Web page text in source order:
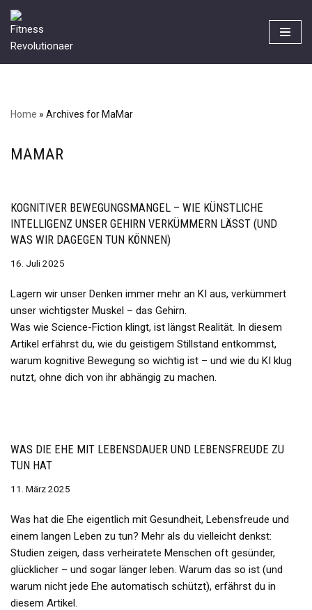
Home » Archives for MaMar
MAMAR
KOGNITIVER BEWEGUNGSMANGEL – WIE KÜNSTLICHE
INTELLIGENZ UNSER GEHIRN VERKÜMMERN LÄSST (UND
WAS WIR DAGEGEN TUN KÖNNEN)
16. Juli 2025
Lagern wir unser Denken immer mehr an KI aus, verkümmert
unser wichtigster Muskel – das Gehirn.
Was wie Science-Fiction klingt, ist längst Realität. In diesem
Artikel erfährst du, wie du geistigem Stillstand entkommst,
warum kognitive Bewegung so wichtig ist – und wie du KI klug
nutzt, ohne dich von ihr abhängig zu machen.
WAS DIE EHE MIT LEBENSDAUER UND LEBENSFREUDE ZU
TUN HAT
11. März 2025
Was hat die Ehe eigentlich mit Gesundheit, Lebensfreude und
einem langen Leben zu tun? Mehr als du vielleicht denkst:
Studien zeigen, dass verheiratete Menschen oft gesünder,
glücklicher – und sogar länger leben. Warum das so ist (und
warum nicht jede Ehe automatisch schützt), erfährst du in
diesem Artikel.